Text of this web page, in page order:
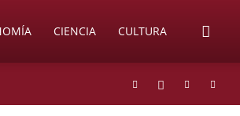
CIENCIA CULTURA